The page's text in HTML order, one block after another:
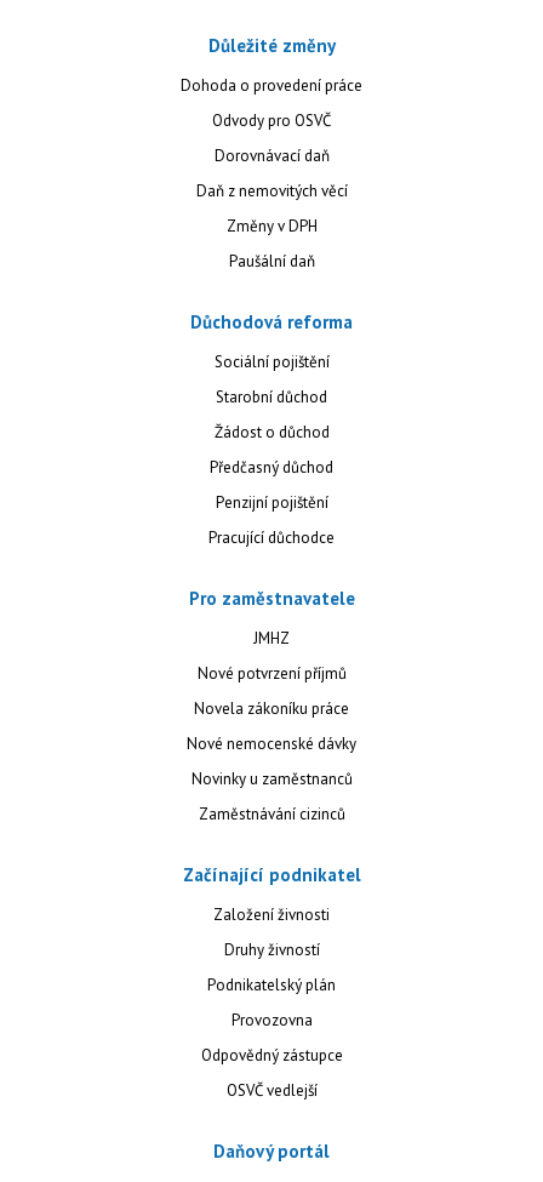
Důležité změny
Dohoda o provedení práce
Odvody pro OSVČ
Dorovnávací daň
Daň z nemovitých věcí
Změny v DPH
Paušální daň
Důchodová reforma
Sociální pojištění
Starobní důchod
Žádost o důchod
Předčasný důchod
Penzijní pojištění
Pracující důchodce
Pro zaměstnavatele
JMHZ
Nové potvrzení příjmů
Novela zákoníku práce
Nové nemocenské dávky
Novinky u zaměstnanců
Zaměstnávání cizinců
Začínající podnikatel
Založení živnosti
Druhy živností
Podnikatelský plán
Provozovna
Odpovědný zástupce
OSVČ vedlejší
Daňový portál